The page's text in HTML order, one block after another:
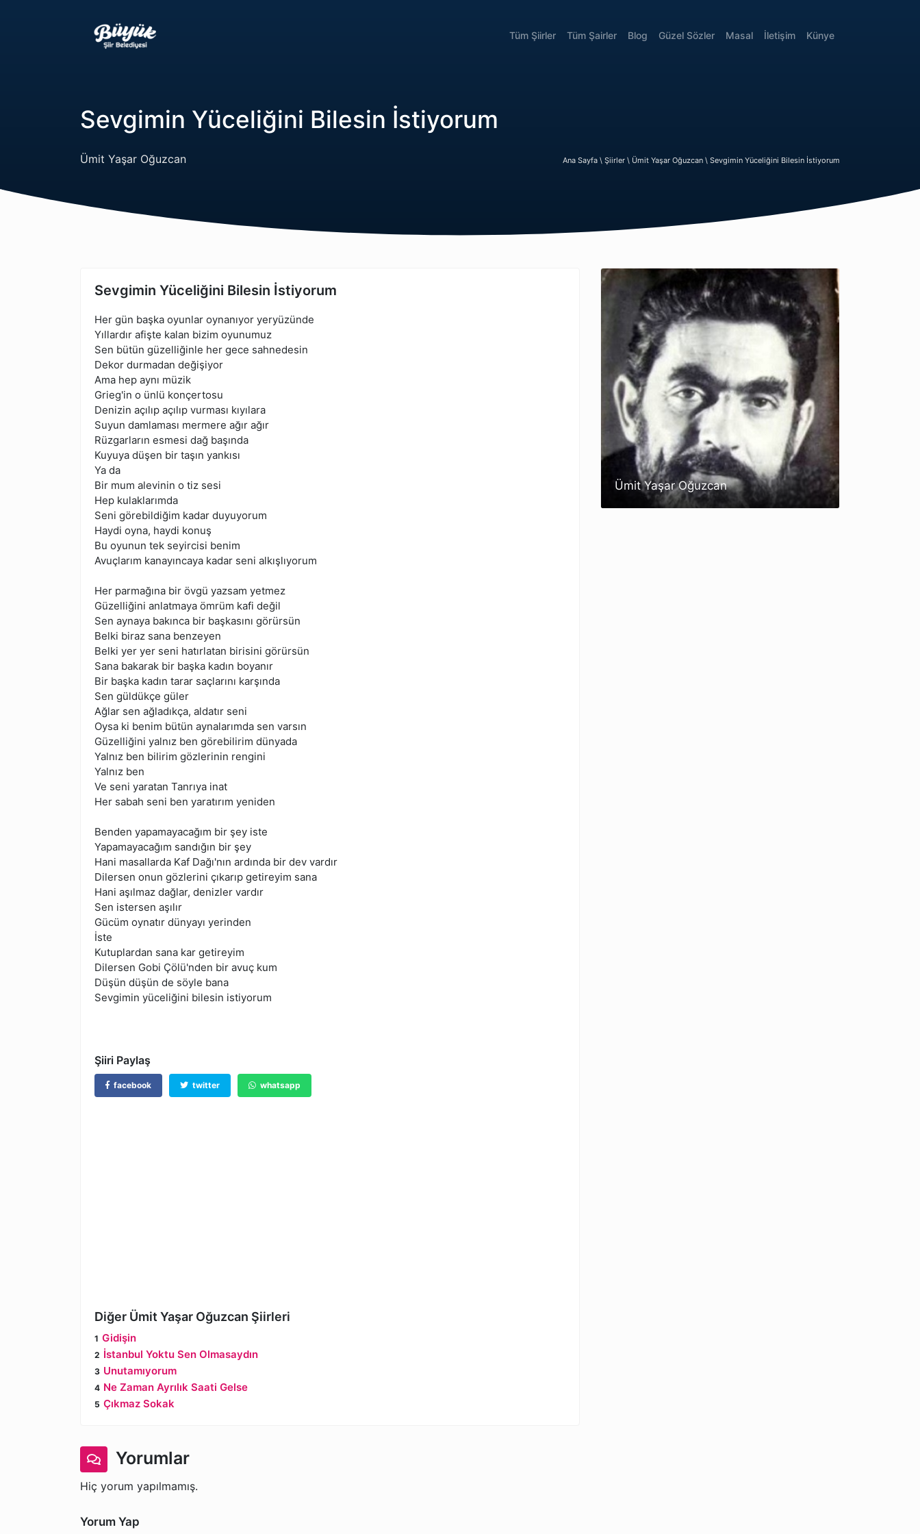
Tüm Şiirler Tüm Şairler Blog Güzel Sözler Masal İletişim Künye
Sevgimin Yüceliğini Bilesin İstiyorum
Ümit Yaşar Oğuzcan Ana Sayfa \ Şiirler \ Ümit Yaşar Oğuzcan \ Sevgimin Yüceliğini Bilesin İstiyorum
Sevgimin Yüceliğini Bilesin İstiyorum
Her gün başka oyunlar oynanıyor yeryüzünde
Yıllardır afişte kalan bizim oyunumuz
Sen bütün güzelliğinle her gece sahnedesin
Dekor durmadan değişiyor
Ama hep aynı müzik
Grieg'in o ünlü konçertosu
Denizin açılıp açılıp vurması kıyılara
Suyun damlaması mermere ağır ağır
Rüzgarların esmesi dağ başında
Kuyuya düşen bir taşın yankısı
Ya da
Bir mum alevinin o tiz sesi
Hep kulaklarımda
Seni görebildiğim kadar duyuyorum
Haydi oyna, haydi konuş
Bu oyunun tek seyircisi benim
Avuçlarım kanayıncaya kadar seni alkışlıyorum
Her parmağına bir övgü yazsam yetmez
Güzelliğini anlatmaya ömrüm kafi değil
Sen aynaya bakınca bir başkasını görürsün
Belki biraz sana benzeyen
Belki yer yer seni hatırlatan birisini görürsün
Sana bakarak bir başka kadın boyanır
Bir başka kadın tarar saçlarını karşında
Sen güldükçe güler
Ağlar sen ağladıkça, aldatır seni
Oysa ki benim bütün aynalarımda sen varsın
Güzelliğini yalnız ben görebilirim dünyada
Yalnız ben bilirim gözlerinin rengini
Yalnız ben
Ve seni yaratan Tanrıya inat
Her sabah seni ben yaratırım yeniden
Benden yapamayacağım bir şey iste
Yapamayacağım sandığın bir şey
Hani masallarda Kaf Dağı'nın ardında bir dev vardır
Dilersen onun gözlerini çıkarıp getireyim sana
Hani aşılmaz dağlar, denizler vardır
Sen istersen aşılır
Gücüm oynatır dünyayı yerinden
İste
Kutuplardan sana kar getireyim
Dilersen Gobi Çölü'nden bir avuç kum
Düşün düşün de söyle bana
Sevgimin yüceliğini bilesin istiyorum
Şiiri Paylaş
facebook twitter whatsapp
Diğer Ümit Yaşar Oğuzcan Şiirleri
Gidişin
İstanbul Yoktu Sen Olmasaydın
Unutamıyorum
Ne Zaman Ayrılık Saati Gelse
Çıkmaz Sokak
Ümit Yaşar Oğuzcan
Yorumlar
Hiç yorum yapılmamış.
Yorum Yap